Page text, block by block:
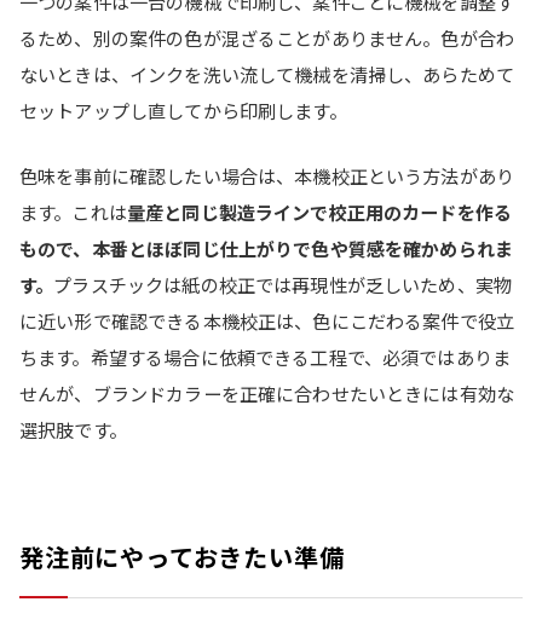
るため、別の案件の色が混ざることがありません。色が合わ
ないときは、インクを洗い流して機械を清掃し、あらためて
セットアップし直してから印刷します。
色味を事前に確認したい場合は、本機校正という方法があり
ます。これは量産と同じ製造ラインで校正用のカードを作る
もので、本番とほぼ同じ仕上がりで色や質感を確かめられま
す。 プラスチックは紙の校正では再現性が乏しいため、実物
に近い形で確認できる本機校正は、色にこだわる案件で役立
ちます。希望する場合に依頼できる工程で、必須ではありま
せんが、ブランドカラーを正確に合わせたいときには有効な
選択肢です。
発注前にやっておきたい準備